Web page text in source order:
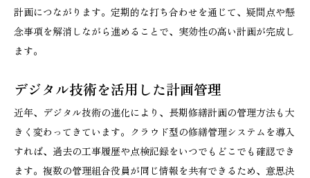
計画につながります。定期的な打ち合わせを通じて、疑問点や懸
念事項を解消しながら進めることで、実効性の高い計画が完成し
ます。
デジタル技術を活用した計画管理
近年、デジタル技術の進化により、長期修繕計画の管理方法も大
きく変わってきています。クラウド型の修繕管理システムを導入
すれば、過去の工事履歴や点検記録をいつでもどこでも確認でき
ます。複数の管理組合役員が同じ情報を共有できるため、意思決